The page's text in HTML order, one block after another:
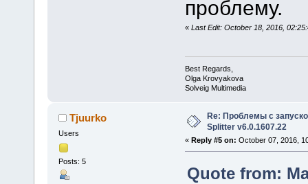
проблему.
« Last Edit: October 18, 2016,
Best Regards,
Olga Krovyakova
Solveig Multimedia
Tjuurko
Users
Posts: 5
Re: Проблемы с
Splitter v6.0.1607.22
« Reply #5 on: October 07, 2016,
Quote from: